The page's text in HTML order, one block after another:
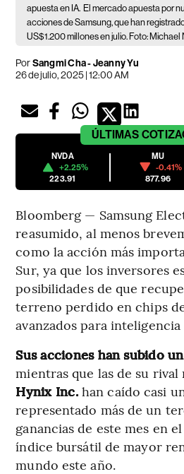
apuesta en IA. El mercado apuesta por
acciones de Samsung, que han
US$1.200 millones en julio. Foto:
PorSangmi Cha - Jeanny Yu
26 de julio, 2025 | 12:00 AM
ÚLTIMAS
NVDA
+2.25%
223.91
MU
-0.41%
877.96
Bloomberg — Samsung
reasumido, al menos
como la acción más
Sur, ya que los inversores
posibilidades de que
terreno perdido en chips
avanzados para
Sus acciones han subido
mientras que las de su rival
Hynix Inc.han caído casi
representado más de un
ganancias de este mes en
índice bursátil de mayor
mundo este año.